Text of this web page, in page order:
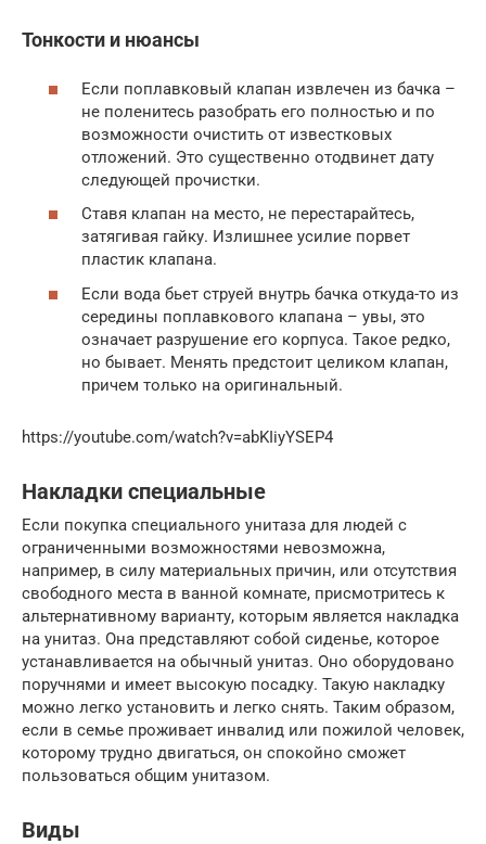
Тонкости и нюансы
Если поплавковый клапан извлечен из бачка –
не поленитесь разобрать его полностью и по
возможности очистить от известковых
отложений. Это существенно отодвинет дату
следующей прочистки.
Ставя клапан на место, не перестарайтесь,
затягивая гайку. Излишнее усилие порвет
пластик клапана.
Если вода бьет струей внутрь бачка откуда-то из
середины поплавкового клапана – увы, это
означает разрушение его корпуса. Такое редко,
но бывает. Менять предстоит целиком клапан,
причем только на оригинальный.
https://youtube.com/watch?v=abKIiyYSEP4
Накладки специальные
Если покупка специального унитаза для людей с
ограниченными возможностями невозможна,
например, в силу материальных причин, или отсутствия
свободного места в ванной комнате, присмотритесь к
альтернативному варианту, которым является накладка
на унитаз. Она представляют собой сиденье, которое
устанавливается на обычный унитаз. Оно оборудовано
поручнями и имеет высокую посадку. Такую накладку
можно легко установить и легко снять. Таким образом,
если в семье проживает инвалид или пожилой человек,
которому трудно двигаться, он спокойно сможет
пользоваться общим унитазом.
Виды